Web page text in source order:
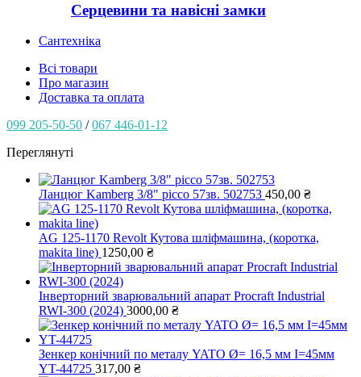
Серцевини та навісні замки
Сантехніка
Всі товари
Про магазин
Доставка та оплата
099 205-50-50 /067 446-01-12
Переглянуті
Ланцюг Kamberg 3/8" picco 57зв. 502753 450,00 ₴
AG 125-1170 Revolt Кутова шліфмашина, (коротка,
makita line) 1250,00 ₴
Інверторний зварювальний апарат Procraft Industrial
RWI-300 (2024) 3000,00 ₴
Зенкер конічний по металу YATO Ø= 16,5 мм І=45мм
YT-44725 317,00 ₴